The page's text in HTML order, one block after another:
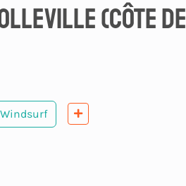
(Côte de
Windsurf